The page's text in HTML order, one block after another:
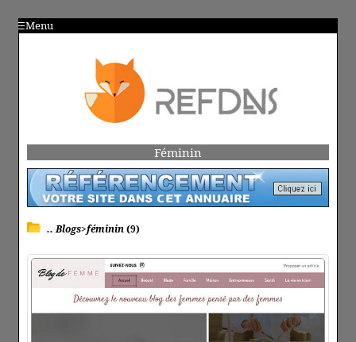
Menu
Féminin
.. Blogs>féminin(9)